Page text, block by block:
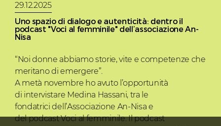
29.12.2025
Uno spazio di dialogo e autenticità: dentro il
podcast "Voci al femminile" dell’associazione An-
Nisa
“Noi donne abbiamo storie, vite e competenze che
meritano di emergere”.
A metà novembre ho avuto l’opportunità
di intervistare Medina Hassani, tra le
fondatrici dell’Associazione An-Nisa e
del podcast Voci al femminile. Il podcast